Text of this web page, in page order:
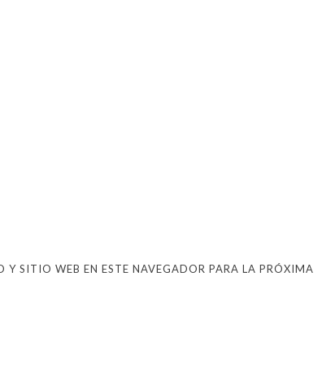
SITIO WEB EN ESTE NAVEGADOR PARA LA PRÓXIMA